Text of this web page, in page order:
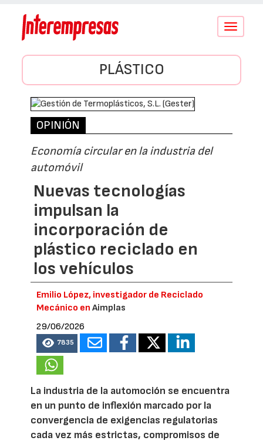
Conmutar
PLÁSTICO
OPINIÓN
Economía circular en la industria del
automóvil
Nuevas tecnologías
impulsan la
incorporación de
plástico reciclado en
los vehículos
Emilio López, investigador de Reciclado
Mecánico enAimplas
29/06/2026
7835
La industria de la automoción se encuentra
en un punto de inflexión marcado por la
convergencia de exigencias regulatorias
cada vez más estrictas, compromisos de